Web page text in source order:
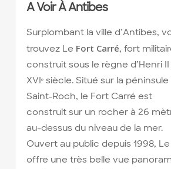
A Voir À Antibes
Surplombant la ville d’Antibes,
trouvez Le Fort Carré, fort
construit sous le règne d’Henri II
XVIᵉ siècle. Situé sur la
Saint-Roch, le Fort Carré est
construit sur un rocher à 26
au-dessus du niveau de la mer.
Ouvert au public depuis 1998,
offre une très belle vue